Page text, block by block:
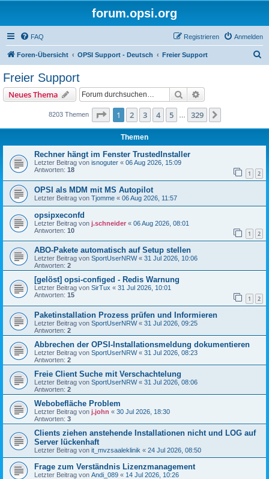
forum.opsi.org
FAQ Anmelden
Registrieren
Foren-Übersicht OPSI Support - Deutsch Freier Support
Freier Support
Neues Thema Suche
8203 Themen Seite 1von 329
1 2 3 4 5 329
Themen
Rechner hängt im Fenster TrustedInstaller
Letzter Beitrag von isnoguter « 06 Aug 2026, 15:09
Antworten: 18 1 2
OPSI als MDM mit MS Autopilot
Letzter Beitrag von Tjomme « 06 Aug 2026, 11:57
opsipxeconfd
Letzter Beitrag von j.schneider « 06 Aug 2026, 08:01
Antworten: 10 1 2
ABO-Pakete automatisch auf Setup stellen
Letzter Beitrag von SportUserNRW« 31 Jul 2026, 10:06
Antworten: 2
[gelöst] opsi-configed - Redis Warnung
Letzter Beitrag von SirTux « 31 Jul 2026, 10:01
Antworten: 15 1 2
Paketinstallation Prozess prüfen und Informieren
Letzter Beitrag von SportUserNRW« 31 Jul 2026, 09:25
Antworten: 2
Abbrechen der OPSI-Installationsmeldung dokumentieren
Letzter Beitrag von SportUserNRW« 31 Jul 2026, 08:23
Antworten: 2
Freie Client Suche mit Verschachtelung
Letzter Beitrag von SportUserNRW« 31 Jul 2026, 08:06
Antworten: 2
Webobefläche Problem
Letzter Beitrag von j.john « 30 Jul 2026, 18:30
Antworten: 3
Clients ziehen anstehende Installationen nicht und LOG auf
Server lückenhaft
Letzter Beitrag von it_mvzsaaleklinik « 24 Jul 2026, 08:50
Frage zum Verständnis Lizenzmanagement
Letzter Beitrag von Andi_089 « 14 Jul 2026, 10:26